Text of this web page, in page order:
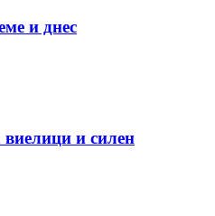
и днес
и силен